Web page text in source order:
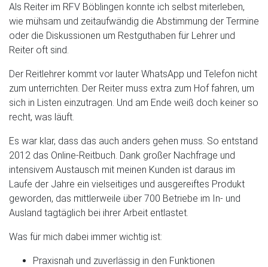
Als Reiter im RFV Böblingen konnte ich selbst miterleben,
wie mühsam und zeitaufwändig die Abstimmung der Termine
oder die Diskussionen um Restguthaben für Lehrer und
Reiter oft sind.
Der Reitlehrer kommt vor lauter WhatsApp und Telefon nicht
zum unterrichten. Der Reiter muss extra zum Hof fahren, um
sich in Listen einzutragen. Und am Ende weiß doch keiner so
recht, was läuft.
Es war klar, dass das auch anders gehen muss. So entstand
2012 das Online-Reitbuch. Dank großer Nachfrage und
intensivem Austausch mit meinen Kunden ist daraus im
Laufe der Jahre ein vielseitiges und ausgereiftes Produkt
geworden, das mittlerweile über 700 Betriebe im In- und
Ausland tagtäglich bei ihrer Arbeit entlastet.
Was für mich dabei immer wichtig ist:
Praxisnah und zuverlässig in den Funktionen